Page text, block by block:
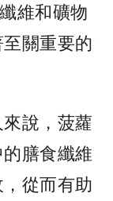
維和礦物
關重要的
說，菠蘿
膳食纖維
從而有助